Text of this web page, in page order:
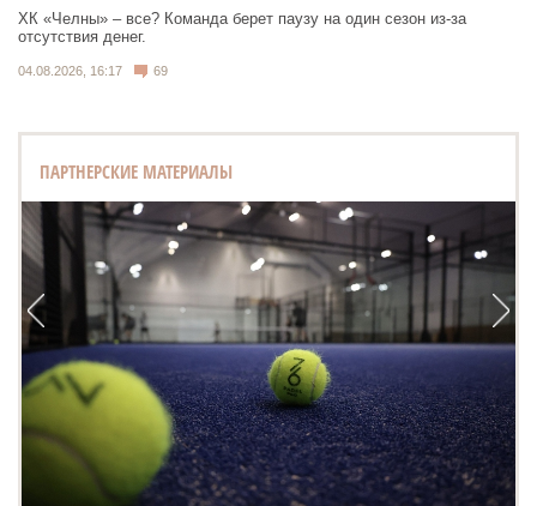
ХК «Челны» – все? Команда берет паузу на один сезон из-за
отсутствия денег.
04.08.2026, 16:17 69
ПАРТНЕРСКИЕ МАТЕРИАЛЫ